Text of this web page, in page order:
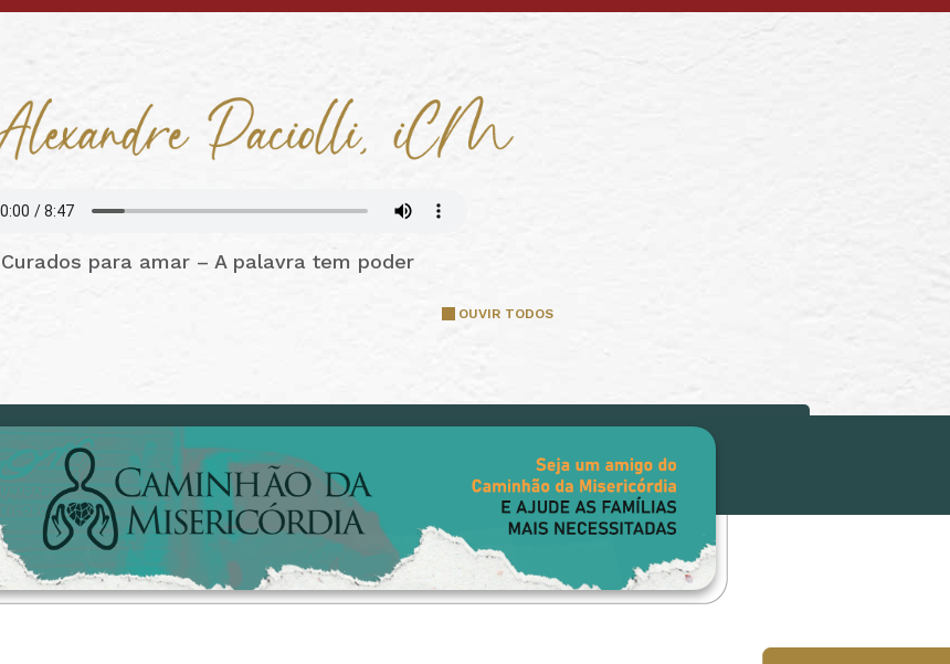
Curados para amar – A palavra tem poder
OUVIR TODOS